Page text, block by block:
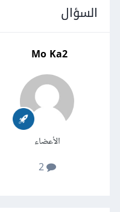
السؤال
Mo Ka2
الأعضاء
2